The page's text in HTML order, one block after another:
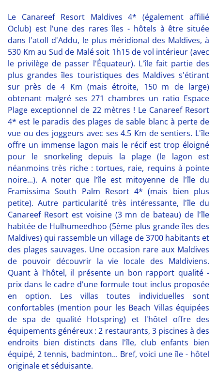
Le Canareef Resort Maldives 4* (également affilié
Oclub) est l'une des rares îles - hôtels à être située
dans l'atoll d'Addu, le plus méridional des Maldives, à
530 Km au Sud de Malé soit 1h15 de vol intérieur (avec
le privilège de passer l'Équateur). L'île fait partie des
plus grandes îles touristiques des Maldives s'étirant
sur près de 4 Km (mais étroite, 150 m de large)
obtenant malgré ses 271 chambres un ratio Espace
Plage exceptionnel de 22 mètres ! Le Canareef Resort
4* est le paradis des plages de sable blanc à perte de
vue ou des joggeurs avec ses 4.5 Km de sentiers. L'île
offre un immense lagon mais le récif est trop éloigné
pour le snorkeling depuis la plage (le lagon est
néanmoins très riche : tortues, raie, requins à pointe
noire...). A noter que l'île est mitoyenne de l'île du
Framissima South Palm Resort 4* (mais bien plus
petite). Autre particularité très intéressante, l'île du
Canareef Resort est voisine (3 mn de bateau) de l'île
habitée de Hulhumeedhoo (5ème plus grande îles des
Maldives) qui rassemble un village de 3700 habitants et
des plages sauvages. Une occasion rare aux Maldives
de pouvoir découvrir la vie locale des Maldiviens.
Quant à l'hôtel, il présente un bon rapport qualité -
prix dans le cadre d'une formule tout inclus proposée
en option. Les villas toutes individuelles sont
confortables (mention pour les Beach Villas équipées
de spa de qualité Hotspring) et l'hôtel offre des
équipements généreux : 2 restaurants, 3 piscines à des
endroits bien distincts dans l'île, club enfants bien
équipé, 2 tennis, badminton... Bref, voici une île - hôtel
originale et séduisante.